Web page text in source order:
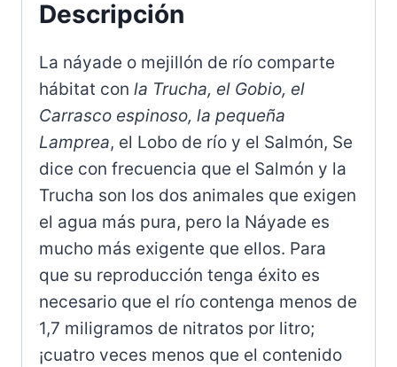
Descripción
La náyade o mejillón de río comparte
hábitat con la Trucha, el Gobio, el
Carrasco espinoso, la pequeña
Lamprea, el Lobo de río y el Salmón, Se
dice con frecuencia que el Salmón y la
Trucha son los dos animales que exigen
el agua más pura, pero la Náyade es
mucho más exigente que ellos. Para
que su reproducción tenga éxito es
necesario que el río contenga menos de
1,7 miligramos de nitratos por litro;
¡cuatro veces menos que el contenido